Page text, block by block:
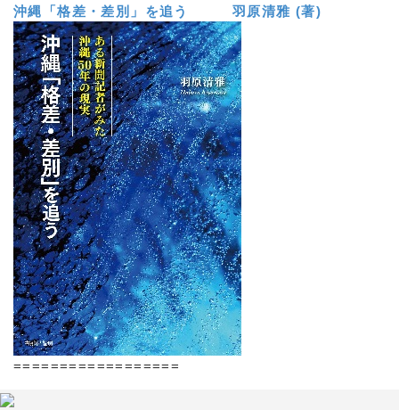
沖縄「格差・差別」を追う 羽原清雅 (著)
==================